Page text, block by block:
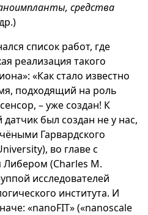
средства
список работ, где
реализация такого
«Как стало известно
подходящий на роль
– уже создан! К
был создан не у нас,
Гарвардского
во главе с
(Charles M.
исследователей
института. И
«nanoFIT» («nanoscale